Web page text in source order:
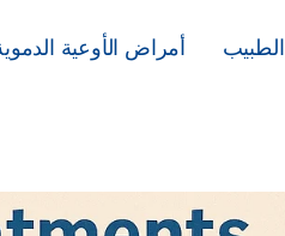
الطبيب أمراض الأوعية